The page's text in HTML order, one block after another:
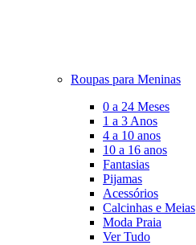
Roupas para Meninas
0 a 24 Meses
1 a 3 Anos
4 a 10 anos
10 a 16 anos
Fantasias
Pijamas
Acessórios
Calcinhas e Meias
Moda Praia
Ver Tudo